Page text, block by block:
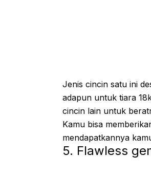
Jenis cincin satu ini
adapun untuk tiara
cincin lain untuk
Kamu bisa
mendapatkannya
5. Flawless